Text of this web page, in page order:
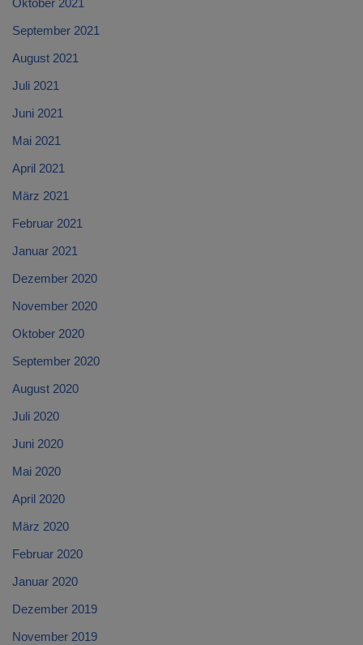
Oktober 2021
September 2021
August 2021
Juli 2021
Juni 2021
Mai 2021
April 2021
März 2021
Februar 2021
Januar 2021
Dezember 2020
November 2020
Oktober 2020
September 2020
August 2020
Juli 2020
Juni 2020
Mai 2020
April 2020
März 2020
Februar 2020
Januar 2020
Dezember 2019
November 2019